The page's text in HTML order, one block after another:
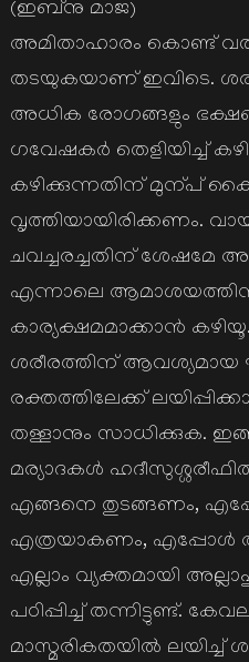
(ഇബ്നു മാജ)
അമിതാഹാരം കൊണ്ട്
തടയുകയാണ് ഇവിടെ.
അധിക രോഗങ്ങളും
ഗവേഷകര്‍ തെളിയിച്ച്
കഴിക്കുന്നതിന് മുന്പ്
വൃത്തിയായിരിക്കണം.
ചവച്ചരച്ചതിന് ശേഷമേ
എന്നാലെ
കാര്യക്ഷമമാക്കാന്‍
ശരീരത്തിന് ആവശ്യമായ
രക്തത്തിലേക്ക്
തള്ളാനും സാധിക്കുക.
മര്യാദകള്‍
എങ്ങനെ തുടങ്ങണം,
എത്രയാകണം, എപ്പോള്‍
എല്ലാം വ്യക്തമായി
പഠിപ്പിച്ച് തന്നിട്ടുണ്ട്.
മാസ്മരികതയില്‍ ലയിച്ച്